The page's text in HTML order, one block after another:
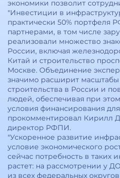
экономики позволит
"Инвестиции в
практически 50% портфеля
партнерами, в том числе
реализовали множество
России, включая
Китай и строительство
Москве. Объединение
значимо расширит масштабы
строительства в России и
людей, обеспечивая при
условия финансирования
прокомментировал Кирилл
директор РФПИ.
"Ускоренное развитие
условие экономического
сейчас потребность в таких
растет: на рассмотрении у
из всех федеральных